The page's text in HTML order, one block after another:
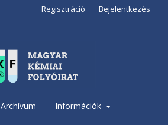
Archívum Információk
Regisztráció Bejelentkezés